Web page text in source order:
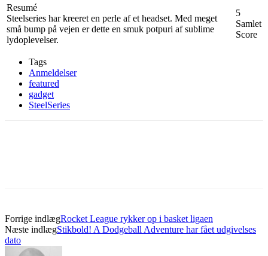
Resumé
Steelseries har kreeret en perle af et headset. Med meget
små bump på vejen er dette en smuk potpuri af sublime
lydoplevelser.
5
Samlet
Score
Tags
Anmeldelser
featured
gadget
SteelSeries
Forrige indlægRocket League rykker op i basket ligaen
Næste indlægStikbold! A Dodgeball Adventure har fået udgivelses
dato